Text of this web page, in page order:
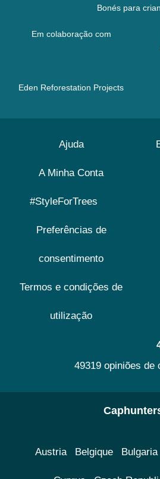
Bonés para
Em colaboração com
Eden Reforestation Projects
Ajuda
A Minha Conta
#StyleForTrees
Preferências de
consentimento
Termos e condições de
utilização
49319 opiniões de
Austria Belgique Bulgaria